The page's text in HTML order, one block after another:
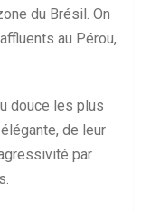
du Brésil. On
au Pérou,
douce les plus
de leur
par